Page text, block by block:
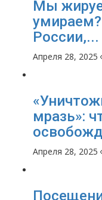
Мы
России,...
Апреля 28, 2025
мразь»:
Апреля 28, 2025